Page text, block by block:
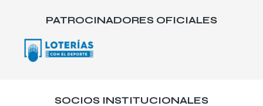
PATROCINADORES OFICIALES
SOCIOS INSTITUCIONALES